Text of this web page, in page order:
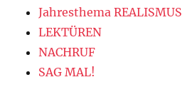
Jahresthema REALISMUS
LEKTÜREN
NACHRUF
SAG MAL!